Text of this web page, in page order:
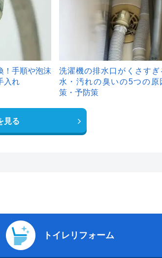
！手順や泡沫
入れ
洗濯機の排水口がくさすぎ
水・汚れの臭いの5つの原
策・予防策
見る
トイレリフォーム